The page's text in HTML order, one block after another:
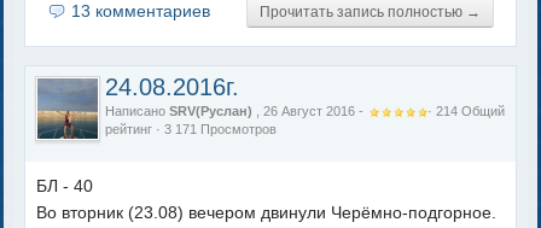
Прочитать запись полностью →
13 комментариев
24.08.2016г.
НаписаноSRV(Руслан) , 26 Август 2016 - ·214 Общий
рейтинг · 3 171 Просмотров
БЛ - 40
Во вторник (23.08) вечером двинули Черёмно-подгорное.